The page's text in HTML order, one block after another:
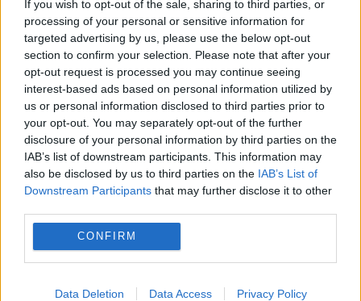
If you wish to opt-out of the sale, sharing to third parties, or
processing of your personal or sensitive information for
targeted advertising by us, please use the below opt-out
section to confirm your selection. Please note that after your
opt-out request is processed you may continue seeing
interest-based ads based on personal information utilized by
us or personal information disclosed to third parties prior to
your opt-out. You may separately opt-out of the further
disclosure of your personal information by third parties on the
IAB’s list of downstream participants. This information may
also be disclosed by us to third parties on the IAB’s List of
Downstream Participants that may further disclose it to other
CONFIRM
Data Deletion Data Access Privacy Policy
Από την άλλη μεριά, η Ρωσία, για να υπάρχει, δεν
έχει ανάγκη την Ευρώπη και έχοντας το
μεγαλύτερο πυρηνικό οπλοστάσιο στον κόσμο,
κανείς δεν μπορεί να της πουλήσει μαγκιά.
Ξεχνούν επίσης, ότι οι μεγαλύτερες πετρελαϊκές
εταιρείες των εβραϊκών συμφερόντων της
Δύσης, είναι στο έλεος της Ρωσίας αφού μέσα στη
ρωσική υφαλοκρυπίδα δραστηριοποιούνται.
Αυτά τα ολίγα και αν χρειαστεί και άλλο έκτακτο
καλοκαιρινό μάθημα θα επανέλθω.
Μετά τιμής
Λιακόπουλος Δημοσθένης